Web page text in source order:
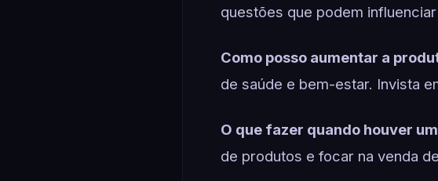
questões que podem
Como posso aumentar a
de saúde e bem-estar. Invista
O que fazer quando houver
de produtos e focar na venda